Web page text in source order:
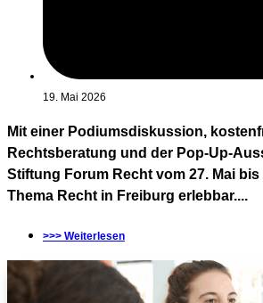
19. Mai 2026
Mit einer Podiumsdiskussion,
Rechtsberatung und der Pop-Up-
Stiftung Forum Recht vom 27. Mai
Thema Recht in Freiburg erlebbar....
>>> Weiterlesen